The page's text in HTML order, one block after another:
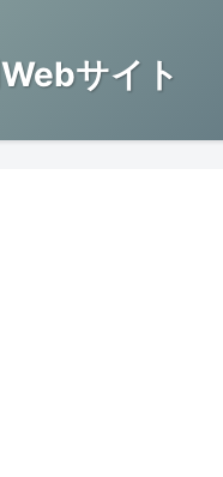
サイト